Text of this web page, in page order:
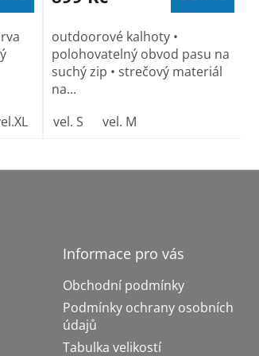
královská modrá 05 (brand label)
vel. XXL
outdoorové kalhoty •
polohovatelný obvod pasu na
suchý zip • strečový materiál
na...
vel. S
vel. M
Informace pro vás
Obchodní podmínky
Podmínky ochrany osobních
údajů
Tabulka velikostí